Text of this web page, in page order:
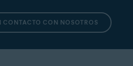
CONTACTO CON NOSOTROS